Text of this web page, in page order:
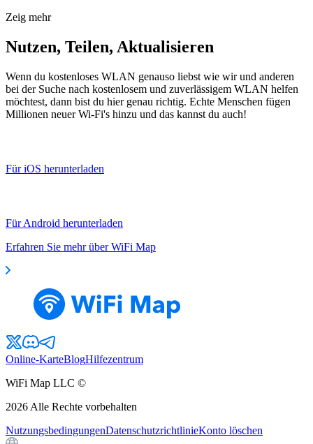
Zeig mehr
Nutzen, Teilen, Aktualisieren
Wenn du kostenloses WLAN genauso liebst wie wir und anderen
bei der Suche nach kostenlosem und zuverlässigem WLAN helfen
möchtest, dann bist du hier genau richtig. Echte Menschen fügen
Millionen neuer Wi-Fi's hinzu und das kannst du auch!
Für iOS herunterladen
Für Android herunterladen
Erfahren Sie mehr über WiFi Map
Online-KarteBlogHilfezentrum
WiFi Map LLC ©
2026 Alle Rechte vorbehalten
NutzungsbedingungenDatenschutzrichtlinieKonto löschen